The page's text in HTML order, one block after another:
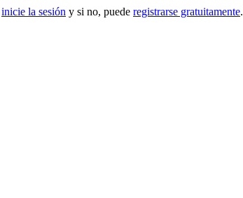
inicie la sesión y si no, puede registrarse gratuitamente.